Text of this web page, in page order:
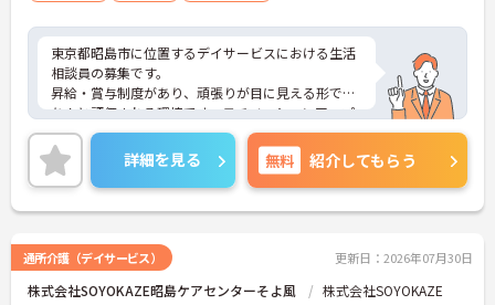
東京都昭島市に位置するデイサービスにおける生活
相談員の募集です。
昇給・賞与制度があり、頑張りが目に見える形でき
ちんと評価される環境です。モチベーションアップ
につながります。資格や経験を活かしながらご勤務
いただける環境です。
ご興味のある方には、面接対策ポイントなど、さら
に詳細をご案内しますのでお気軽にご相談くださ
い！
詳細を見る 無料 紹介してもらう
通所介護（デイサービス） 更新日：2026年07月30日
株式会社SOYOKAZE昭島ケアセンターそよ風 株式会社SOYOKAZE